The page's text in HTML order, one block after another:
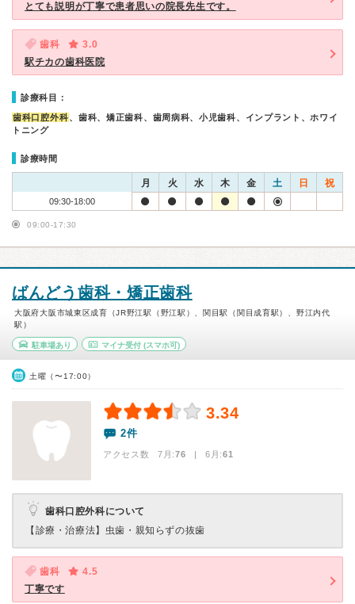
とても説明が丁寧で患者思いの院長先生です。
歯科
3.0
駅チカの歯科医院
診療科目：
歯科口腔外科、歯科、矯正歯科、歯周病科、小児歯科、インプラント、ホワイ
トニング
診療時間
月 火 水 木 金 土 日 祝
09:30-18:00
09:00-17:30
ばんどう歯科・矯正歯科
大阪府大阪市城東区成育（JR野江駅（野江駅）、関目駅（関目成育駅）、野江内代
駅）
駐車場あり マイナ受付(スマホ可)
土曜（〜17:00）
3.34
2件
アクセス数 7月:76 | 6月:61
歯科口腔外科について
【診療・治療法】 虫歯・親知らずの抜歯
歯科
4.5
丁寧です